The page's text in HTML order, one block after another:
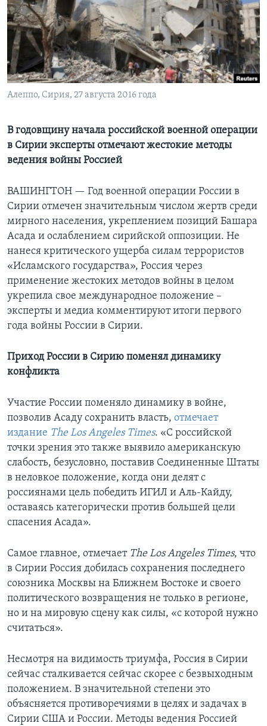
Learning English
СОЦИАЛЬНЫЕ СЕТИ
Алеппо, Сирия, 27 августа 2016 года
В годовщину начала российской военной операции
в Сирии эксперты отмечают жестокие методы
ведения войны Россией
ВАШИНГТОН — Год военной операции России в
Сирии отмечен значительным числом жертв среди
мирного населения, укреплением позиций Башара
Асада и ослаблением сирийской оппозиции. Не
нанеся критического ущерба силам террористов
«Исламского государства», Россия через
применение жестоких методов войны в целом
укрепила свое международное положение –
эксперты и медиа комментируют итоги первого
года войны России в Сирии.
Приход России в Сирию поменял динамику
конфликта
Участие России поменяло динамику в войне,
позволив Асаду сохранить власть, отмечает
издание The Los Angeles Times. «С российской
точки зрения это также выявило американскую
слабость, безусловно, поставив Соединенные Штаты
в неловкое положение, когда они делят с
россиянами цель победить ИГИЛ и Аль-Кайду,
оставаясь категорически против большей цели
спасения Асада».
Самое главное, отмечает The Los Angeles Times, что
в Сирии Россия добилась сохранения последнего
союзника Москвы на Ближнем Востоке и своего
политического возвращения не только в регионе,
но и на мировую сцену как силы, «с которой нужно
считаться».
Несмотря на видимость триумфа, Россия в Сирии
сейчас сталкивается сейчас скорее с безвыходным
положением. В значительной степени это
объясняется противоречиями в целях и задачах в
Сирии США и России. Методы ведения Россией